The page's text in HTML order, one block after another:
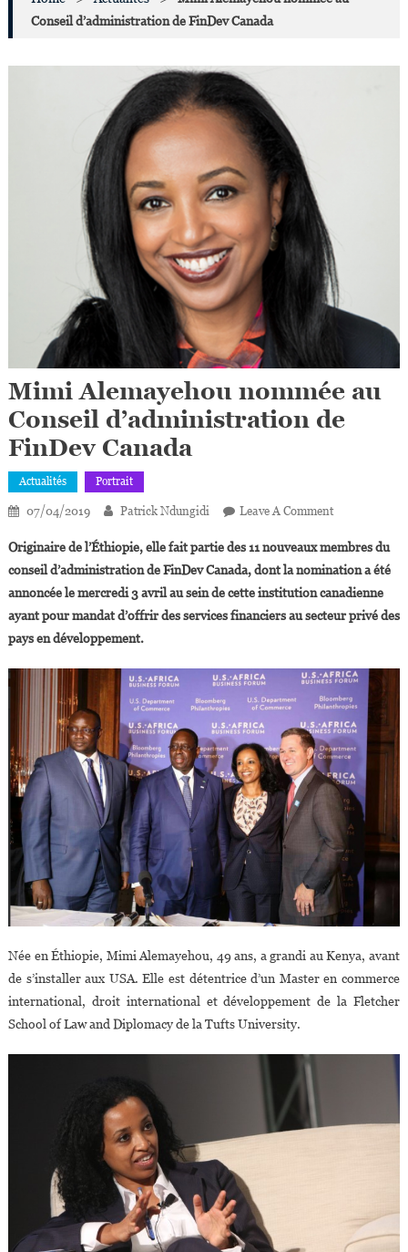
Conseil d’administration de FinDev Canada
Mimi Alemayehou nommée au
Conseil d’administration de
FinDev Canada
Actualités Portrait
07/04/2019 Patrick Ndungidi Leave A CommentOn
Alemayehou
Nommée
Au
Conseil
FinDev
Canada
Originaire de l’Éthiopie, elle fait partie des 11 nouveaux membres du
conseil d’administration de FinDev Canada, dont la nomination a été
annoncée le mercredi 3 avril au sein de cette institution canadienne
ayant pour mandat d’offrir des services financiers au secteur privé des
pays en développement.
Née en Éthiopie, Mimi Alemayehou, 49 ans, a grandi au Kenya, avant
de s’installer aux USA. Elle est détentrice d’un Master en commerce
international, droit international et développement de la Fletcher
School of Law and Diplomacy de la Tufts University.